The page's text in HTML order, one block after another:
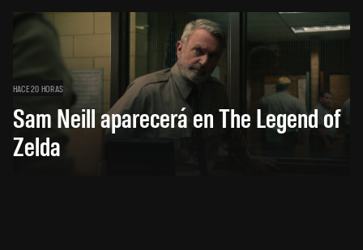
HACE 20 HORAS
Sam Neill aparecerá en The Legend of
Zelda